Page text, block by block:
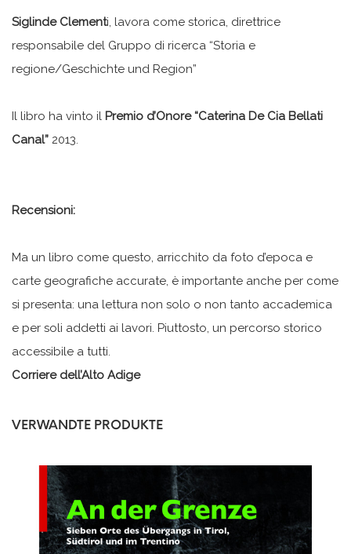
Siglinde Clementi, lavora come storica, direttrice
responsabile del Gruppo di ricerca “Storia e
regione/Geschichte und Region”
Il libro ha vinto il Premio d’Onore “Caterina De Cia Bellati
Canal” 2013.
Recensioni:
Ma un libro come questo, arricchito da foto d’epoca e
carte geografiche accurate, è importante anche per come
si presenta: una lettura non solo o non tanto accademica
e per soli addetti ai lavori. Piuttosto, un percorso storico
accessibile a tutti.
Corriere dell’Alto Adige
VERWANDTE PRODUKTE